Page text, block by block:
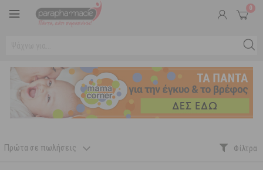
0
Πρώτα σε πωλήσεις